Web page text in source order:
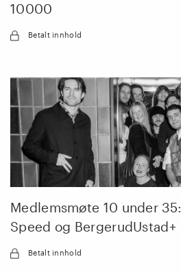
10000
Betalt innhold
Medlemsmøte 10 under 35:
Speed og BergerudUstad+
Betalt innhold